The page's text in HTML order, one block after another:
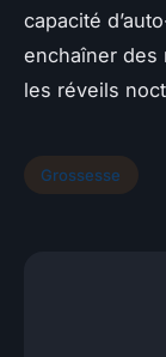
capacité
enchaîner des
les réveils
Grossesse